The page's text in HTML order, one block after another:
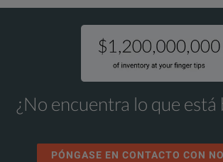
¿No encuentra lo que está
PÓNGASE EN CONTACTO CON